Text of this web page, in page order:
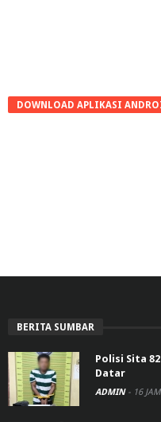
DOWNLOAD APLIKASI
BERITA SUMBAR
Polisi Sita
Datar
ADMIN - 16